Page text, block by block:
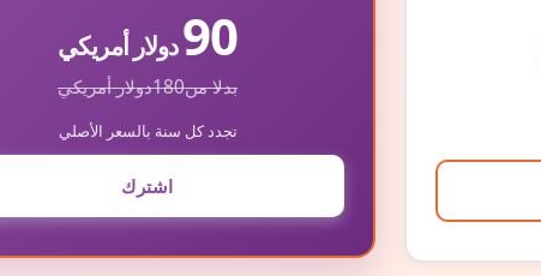
90دولار أمريكي
بدلا من180دولار أمريكي
تجدد كل سنة بالسعر الأصلي
اشترك